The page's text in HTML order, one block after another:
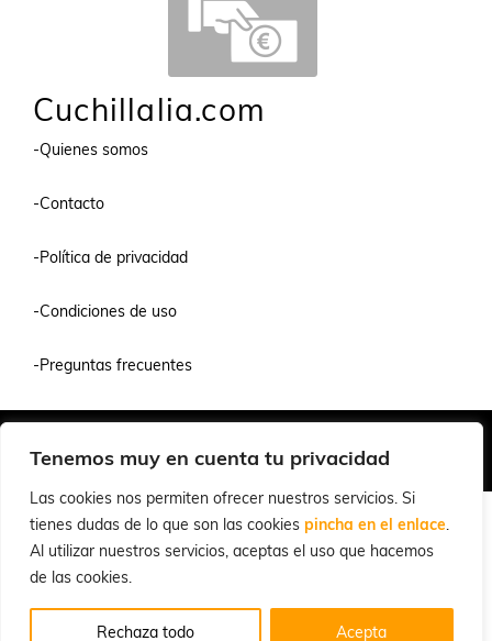
Tenemos muy en cuenta tu privacidad
Las cookies nos permiten ofrecer nuestros servicios. Si
tienes dudas de lo que son las cookies pincha en el enlace.
Al utilizar nuestros servicios, aceptas el uso que hacemos
de las cookies.
Rechaza todo Acepta
Cuchillalia.com
-Quienes somos
-Contacto
-Política de privacidad
-Condiciones de uso
-Preguntas frecuentes
© 2026 Cuchillalia.com